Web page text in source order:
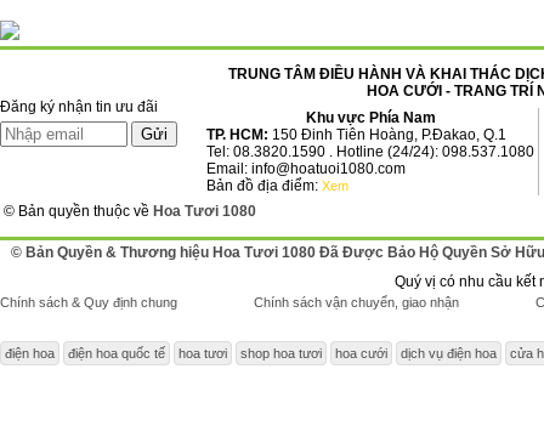
Đăng ký nhận tin ưu đãi
TRUNG TÂM ĐIỀU HÀNH VÀ KHAI THÁC
HOA CƯỚI - TRANG TRÍ
Khu vực Phía Nam
TP. HCM: 150 Đinh Tiên Hoàng, P.Đakao, Q.1
Tel: 08.3820.1590 . Hotline (24/24): 098.537.1080
Email: info@hoatuoi1080.com
Bản đồ địa điểm: Xem
© Bản quyền thuộc về Hoa Tươi 1080
© Bản Quyền & Thương hiệu Hoa Tươi 1080 Đã Được Bảo Hộ Quyền Sở Hữu
Quý vị có nhu cầu kết
Chính sách & Quy định chung Chính sách vận chuyển, giao nhận
điện hoa điện hoa quốc tế hoa tươi shop hoa tươi hoa cưới dịch vụ điện hoa cửa